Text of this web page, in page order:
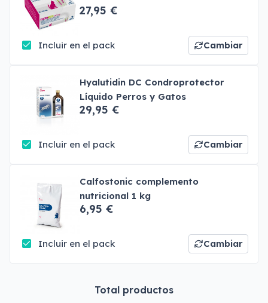
27,95 €
Incluir en el pack Cambiar
Hyalutidin DC Condroprotector
Líquido Perros y Gatos
29,95 €
Incluir en el pack Cambiar
Calfostonic complemento
nutricional 1 kg
6,95 €
Incluir en el pack Cambiar
Total productos